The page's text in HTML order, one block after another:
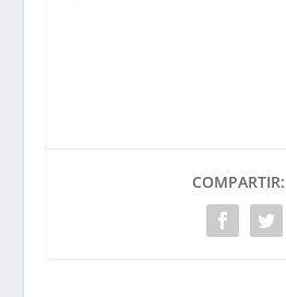
COMPARTIR: